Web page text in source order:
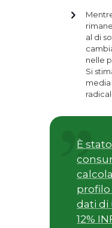
al di
nelle
Si
media
È
profilo
dati di
12%